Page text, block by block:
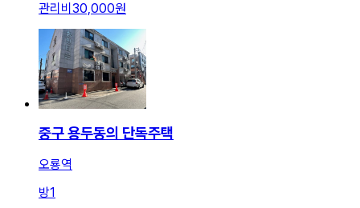
관리비 30,000원
중구 용두동의 단독주택
오룡역
방1